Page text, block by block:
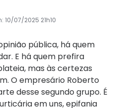
10/07/2025 21h10
pública, há quem
E há quem prefira
mas às certezas
O empresário Roberto
desse segundo grupo. É
em uns, epifania